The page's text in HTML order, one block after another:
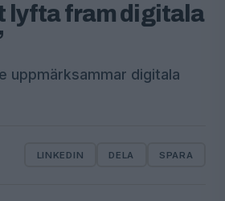
lyfta fram digitala
uppmärksammar digitala
LINKEDIN DELA SPARA